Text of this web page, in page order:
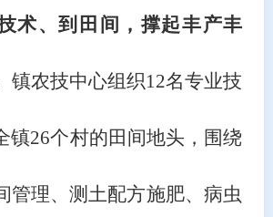
术、到田间，撑起丰产丰
镇农技中心组织12名专业技
镇26个村的田间地头，围绕
管理、测土配方施肥、病虫